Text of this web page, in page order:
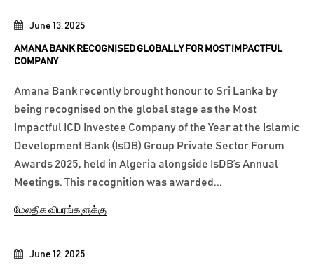
June 12, 2025
June 13, 2025
AMANA BANK RECOGNISED GLOBALLY FOR MOST IMPACTFUL
COMPANY
Amana Bank recently brought honour to Sri Lanka by
being recognised on the global stage as the Most
Impactful ICD Investee Company of the Year at the Islamic
Development Bank (IsDB) Group Private Sector Forum
Awards 2025, held in Algeria alongside IsDB’s Annual
Meetings. This recognition was awarded...
மேலதிக விபரங்களுக்கு